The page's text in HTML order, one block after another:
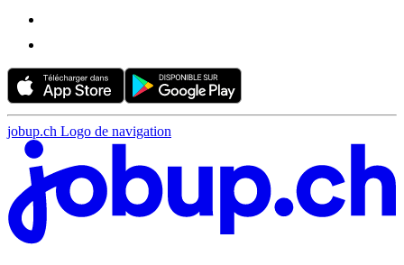
jobup.ch Logo de navigation